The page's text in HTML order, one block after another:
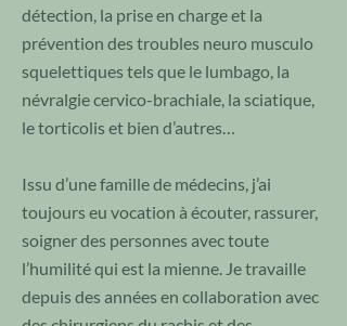
détection, la prise en charge et la
prévention des troubles neuro musculo
squelettiques tels que le lumbago, la
névralgie cervico-brachiale, la sciatique,
le torticolis et bien d’autres…
Issu d’une famille de médecins, j’ai
toujours eu vocation à écouter, rassurer,
soigner des personnes avec toute
l’humilité qui est la mienne. Je travaille
depuis des années en collaboration avec